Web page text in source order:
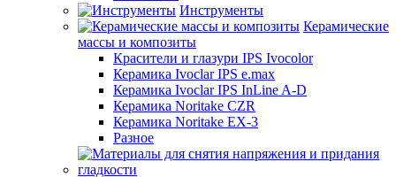
Инструменты
Керамические
массы и композиты
Красители и глазури IPS Ivocolor
Керамика Ivoclar IPS e.max
Керамика Ivoclar IPS InLine A-D
Керамика Noritake CZR
Керамика Noritake EX-3
Разное